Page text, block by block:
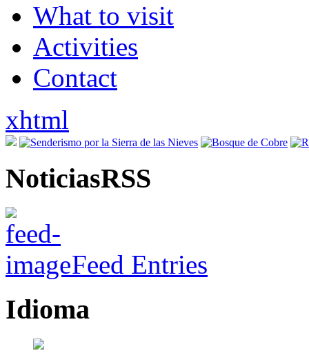
What to visit
Activities
Contact
xhtml
NoticiasRSS
Feed Entries
Idioma